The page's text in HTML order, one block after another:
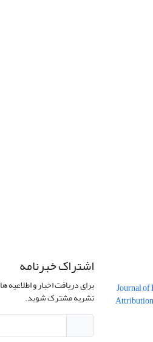
Journal
اشتراک خبرنامه
برای دریافت اخبار و
نشریه مشترک شوید.